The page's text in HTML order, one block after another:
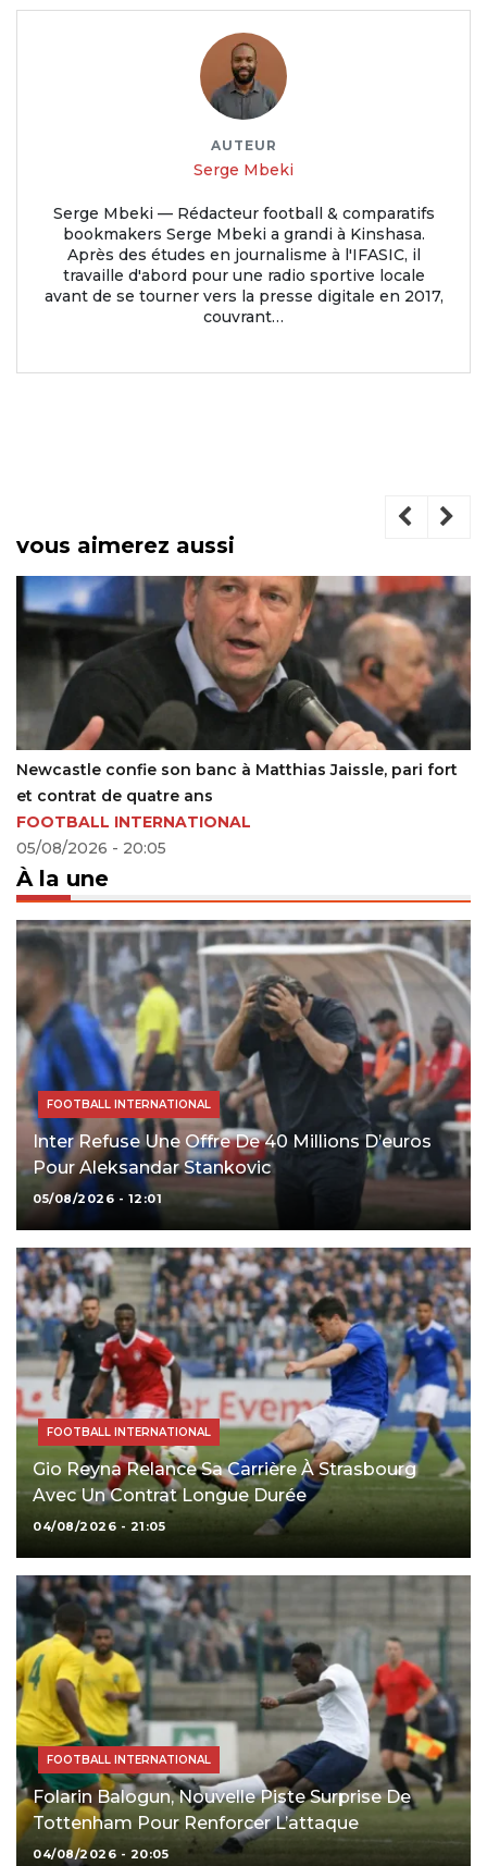
AUTEUR
Serge Mbeki
Serge Mbeki — Rédacteur football & comparatifs
bookmakers Serge Mbeki a grandi à Kinshasa.
Après des études en journalisme à l'IFASIC, il
travaille d'abord pour une radio sportive locale
avant de se tourner vers la presse digitale en 2017,
couvrant…
vous aimerez aussi
La FIFA efface les marques commerciales des stades
pour la Coupe du Monde 2026
14/06/2026 - 22:03
À la une
FOOTBALL INTERNATIONAL
Inter Refuse Une Offre De 40 Millions D’euros
Pour Aleksandar Stankovic
05/08/2026 - 12:01
FOOTBALL INTERNATIONAL
Gio Reyna Relance Sa Carrière À Strasbourg
Avec Un Contrat Longue Durée
04/08/2026 - 21:05
FOOTBALL INTERNATIONAL
Folarin Balogun, Nouvelle Piste Surprise De
Tottenham Pour Renforcer L’attaque
04/08/2026 - 20:05